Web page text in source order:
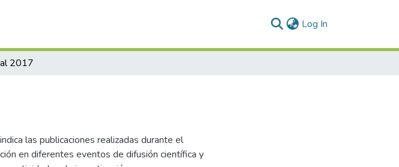
Log In
2017
las publicaciones realizadas durante el
en diferentes eventos de difusión científica y